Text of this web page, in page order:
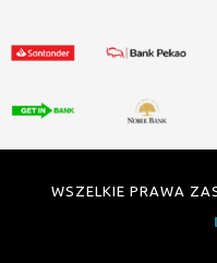
WSZELKIE PRAWA